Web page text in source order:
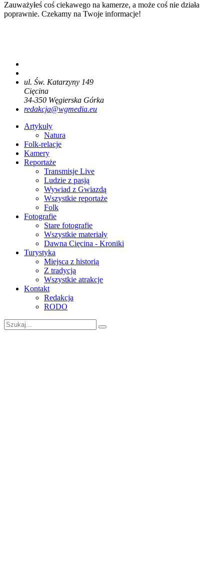
Zauważyłeś coś ciekawego na kamerze, a może coś nie działa
poprawnie. Czekamy na Twoje informacje!
ul. Św. Katarzyny 149
Cięcina
34-350 Węgierska Górka
redakcja@wgmedia.eu
Artykuły
Natura
Folk-relacje
Kamery
Reportaże
Transmisje Live
Ludzie z pasją
Wywiad z Gwiazdą
Wszystkie reportaże
Folk
Fotografie
Stare fotografie
Wszystkie materiały
Dawna Cięcina - Kroniki
Turystyka
Miejsca z historią
Z tradycją
Wszystkie atrakcje
Kontakt
Redakcja
RODO